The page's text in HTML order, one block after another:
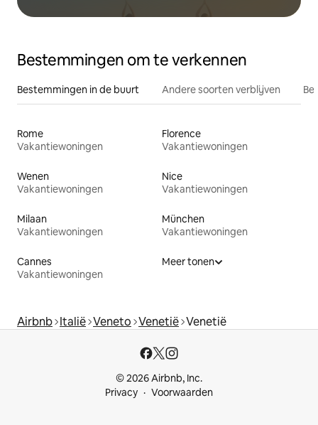
Bestemmingen om te verkennen
Bestemmingen in de buurt Andere soorten verblijven
Rome
Vakantiewoningen
Florence
Vakantiewoningen
Wenen
Vakantiewoningen
Nice
Vakantiewoningen
Milaan
Vakantiewoningen
München
Vakantiewoningen
Cannes
Vakantiewoningen
Meer tonen
Airbnb Italië Veneto Venetië Venetië
© 2026 Airbnb, Inc.
Privacy
Voorwaarden